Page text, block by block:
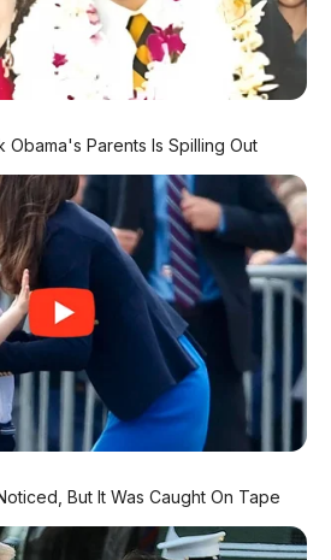
EV
& Tantangan
prototipe– Toyota belum
– fuel cell masih sangat
dari nol– butuh investasi
– bisa jadi cuma
– biaya operasional
Obama's Parents Is Spilling Out
But It Was Caught On Tape